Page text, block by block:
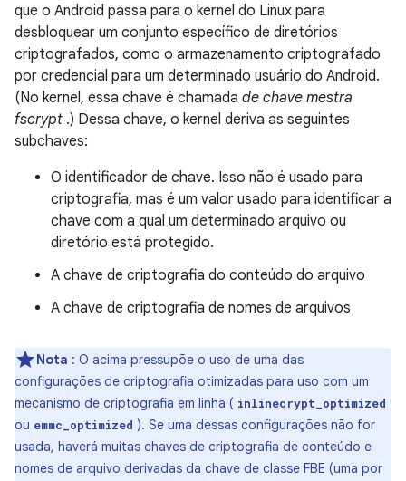
que o Android passa para o kernel do Linux para
desbloquear um conjunto específico de diretórios
criptografados, como o armazenamento criptografado
por credencial para um determinado usuário do Android.
(No kernel, essa chave é chamada de chave mestra
fscrypt .) Dessa chave, o kernel deriva as seguintes
subchaves:
O identificador de chave. Isso não é usado para
criptografia, mas é um valor usado para identificar a
chave com a qual um determinado arquivo ou
diretório está protegido.
A chave de criptografia do conteúdo do arquivo
A chave de criptografia de nomes de arquivos
Nota : O acima pressupõe o uso de uma das
configurações de criptografia otimizadas para uso com um
mecanismo de criptografia em linha ( inlinecrypt_optimized
ou emmc_optimized ). Se uma dessas configurações não for
usada, haverá muitas chaves de criptografia de conteúdo e
nomes de arquivo derivadas da chave de classe FBE (uma por